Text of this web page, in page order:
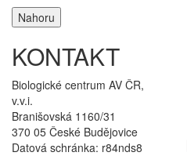
Nahoru
KONTAKT
Biologické centrum AV ČR,
v.v.i.
Branišovská 1160/31
370 05 České Budějovice
Datová schránka: r84nds8